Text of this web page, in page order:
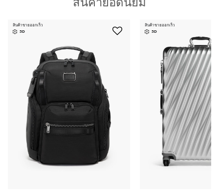
สินค้ายอดนิยม
สินค้าขายออกเร็ว
3D
สินค้าขายออกเร็ว
3D